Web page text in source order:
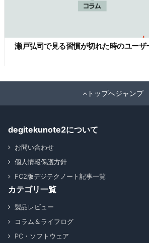
瀬戸弘司で見る習慣が切れた時のユーザ
トップへジャンプ
degitekunote2について
お問い合わせ
個人情報保護方針
FC2版デジテクノート記事一覧
カテゴリ一覧
製品レビュー
コラム＆ライフログ
PC・ソフトウェア